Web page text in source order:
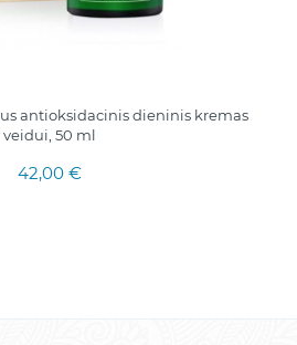
antioksidacinis dieninis kremas
veidui, 50 ml
42,00 €